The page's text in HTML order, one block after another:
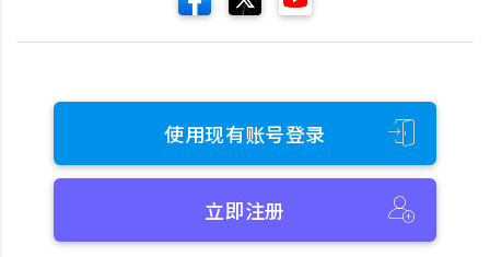
使用现有账号登录
立即注册